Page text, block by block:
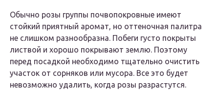
Обычно розы группы почвопокровные имеют
стойкий приятный аромат, но оттеночная палитра
не слишком разнообразна. Побеги густо покрыты
листвой и хорошо покрывают землю. Поэтому
перед посадкой необходимо тщательно очистить
участок от сорняков или мусора. Все это будет
невозможно удалить, когда розы разрастутся.